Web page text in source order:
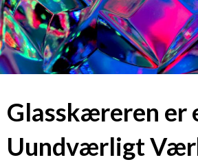
Glasskæreren er
Uundværligt